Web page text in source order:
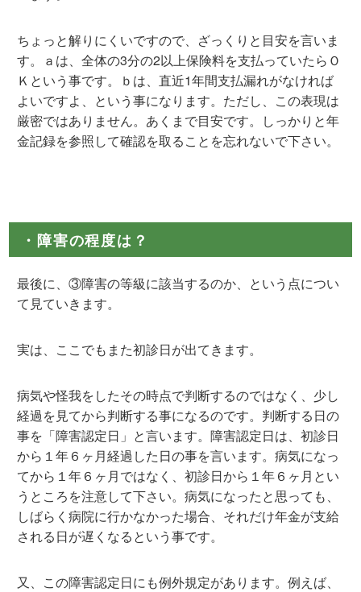
ちょっと解りにくいですので、ざっくりと目安を言いま
す。ａは、全体の3分の2以上保険料を支払っていたらＯ
Ｋという事です。ｂは、直近1年間支払漏れがなければ
よいですよ、という事になります。ただし、この表現は
厳密ではありません。あくまで目安です。しっかりと年
金記録を参照して確認を取ることを忘れないで下さい。
・障害の程度は？
最後に、③障害の等級に該当するのか、という点につい
て見ていきます。
実は、ここでもまた初診日が出てきます。
病気や怪我をしたその時点で判断するのではなく、少し
経過を見てから判断する事になるのです。判断する日の
事を「障害認定日」と言います。障害認定日は、初診日
から１年６ヶ月経過した日の事を言います。病気になっ
てから１年６ヶ月ではなく、初診日から１年６ヶ月とい
うところを注意して下さい。病気になったと思っても、
しばらく病院に行かなかった場合、それだけ年金が支給
される日が遅くなるという事です。
又、この障害認定日にも例外規定があります。例えば、